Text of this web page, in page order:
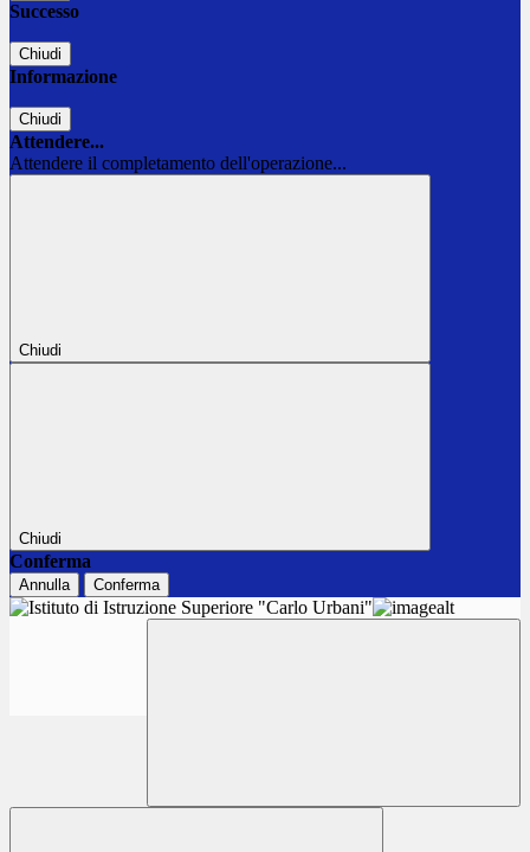
Successo
Chiudi
Informazione
Chiudi
Attendere...
Attendere il completamento dell'operazione...
Chiudi
Chiudi
Conferma
Annulla Conferma